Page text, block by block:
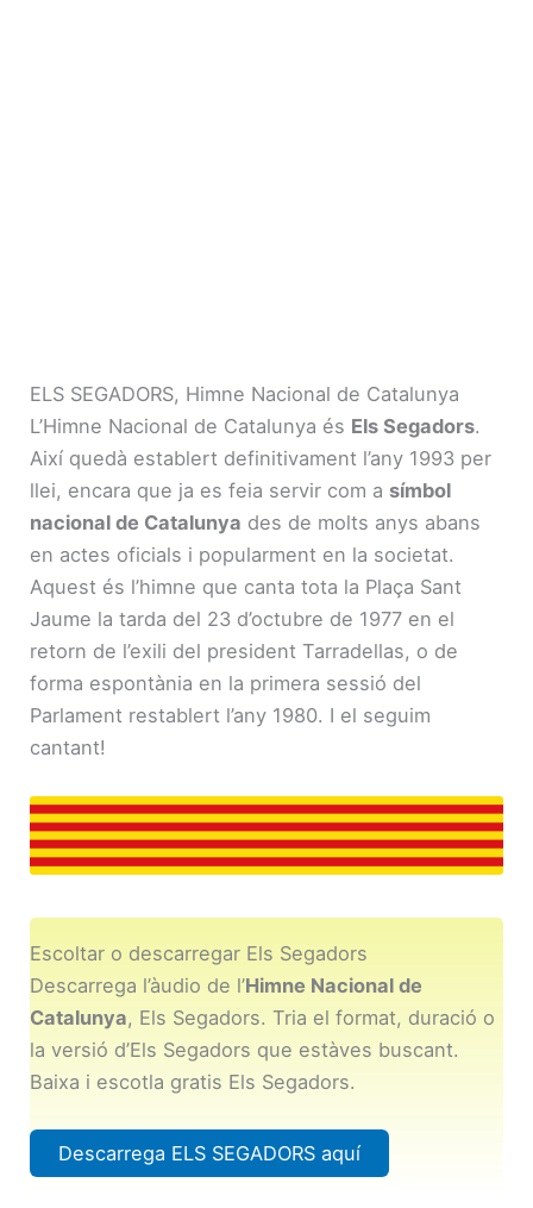
ELS SEGADORS, Himne Nacional de Catalunya
L’Himne Nacional de Catalunya és Els Segadors.
Així quedà establert definitivament l’any 1993 per
llei, encara que ja es feia servir com a símbol
nacional de Catalunya des de molts anys abans
en actes oficials i popularment en la societat.
Aquest és l’himne que canta tota la Plaça Sant
Jaume la tarda del 23 d’octubre de 1977 en el
retorn de l’exili del president Tarradellas, o de
forma espontània en la primera sessió del
Parlament restablert l’any 1980. I el seguim
cantant!
Escoltar o descarregar Els Segadors
Descarrega l’àudio de l’Himne Nacional de
Catalunya, Els Segadors. Tria el format, duració o
la versió d’Els Segadors que estàves buscant.
Baixa i escotla gratis Els Segadors.
Descarrega ELS SEGADORS aquí